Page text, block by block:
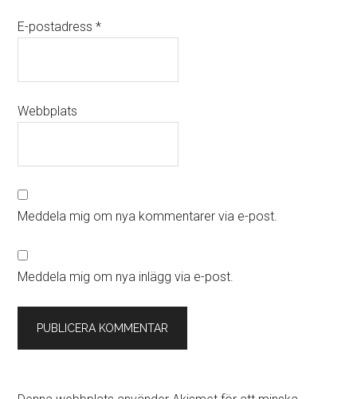
E-postadress*
Webbplats
Meddela mig om nya kommentarer via e-post.
Meddela mig om nya inlägg via e-post.